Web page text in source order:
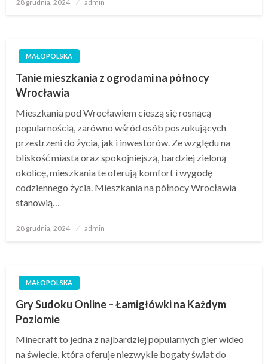
28 grudnia, 2024 admin
MAŁOPOLSKA
Tanie mieszkania z ogrodami na północy
Wrocławia
Mieszkania pod Wrocławiem cieszą się rosnącą
popularnością, zarówno wśród osób poszukujących
przestrzeni do życia, jak i inwestorów. Ze względu na
bliskość miasta oraz spokojniejszą, bardziej zieloną
okolicę, mieszkania te oferują komfort i wygodę
codziennego życia. Mieszkania na północy Wrocławia
stanowią…
Opublikowane
28 grudnia, 2024 admin
MAŁOPOLSKA
Gry Sudoku Online – Łamigłówki na Każdym
Poziomie
Minecraft to jedna z najbardziej popularnych gier wideo
na świecie, która oferuje niezwykle bogaty świat do